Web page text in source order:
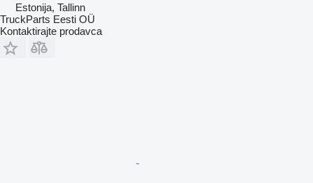
Estonija, Tallinn
TruckParts Eesti OÜ
Kontaktirajte prodavca